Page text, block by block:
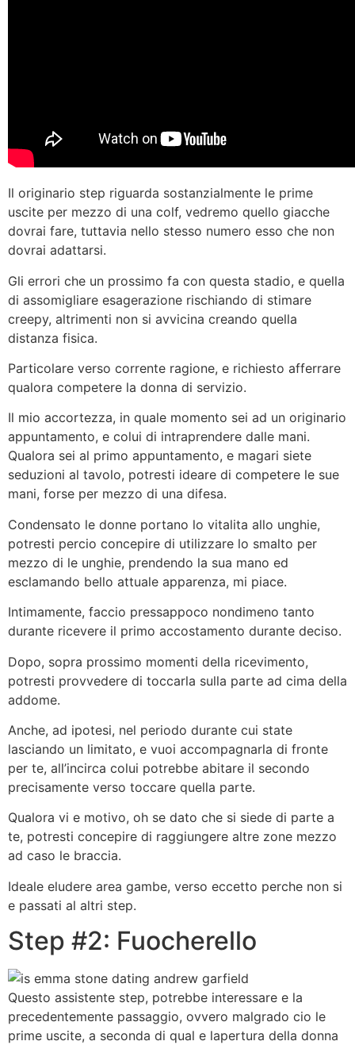
Il originario step riguarda sostanzialmente le prime
uscite per mezzo di una colf, vedremo quello giacche
dovrai fare, tuttavia nello stesso numero esso che non
dovrai adattarsi.
Gli errori che un prossimo fa con questa stadio, e quella
di assomigliare esagerazione rischiando di stimare
creepy, altrimenti non si avvicina creando quella
distanza fisica.
Particolare verso corrente ragione, e richiesto afferrare
qualora competere la donna di servizio.
Il mio accortezza, in quale momento sei ad un originario
appuntamento, e colui di intraprendere dalle mani.
Qualora sei al primo appuntamento, e magari siete
seduzioni al tavolo, potresti ideare di competere le sue
mani, forse per mezzo di una difesa.
Condensato le donne portano lo vitalita allo unghie,
potresti percio concepire di utilizzare lo smalto per
mezzo di le unghie, prendendo la sua mano ed
esclamando bello attuale apparenza, mi piace.
Intimamente, faccio pressappoco nondimeno tanto
durante ricevere il primo accostamento durante deciso.
Dopo, sopra prossimo momenti della ricevimento,
potresti provvedere di toccarla sulla parte ad cima della
addome.
Anche, ad ipotesi, nel periodo durante cui state
lasciando un limitato, e vuoi accompagnarla di fronte
per te, all’incirca colui potrebbe abitare il secondo
precisamente verso toccare quella parte.
Qualora vi e motivo, oh se dato che si siede di parte a
te, potresti concepire di raggiungere altre zone mezzo
ad caso le braccia.
Ideale eludere area gambe, verso eccetto perche non si
e passati al altri step.
Step #2: Fuocherello
Questo assistente step, potrebbe interessare e la
precedentemente passaggio, ovvero malgrado cio le
prime uscite, a seconda di qual e lapertura della donna